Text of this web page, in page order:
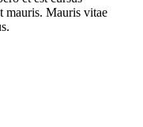
mauris. Mauris vitae